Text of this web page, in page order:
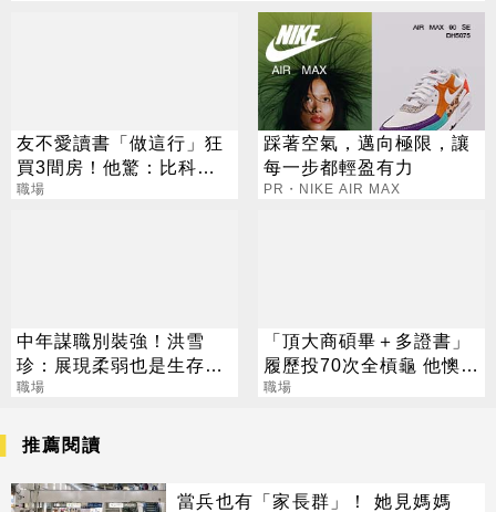
友不愛讀書「做這行」狂
買3間房！他驚：比科技
業強
職場
踩著空氣，邁向極限，讓
每一步都輕盈有力
PR・NIKE AIR MAX
中年謀職別裝強！洪雪
珍：展現柔弱也是生存之
道
職場
「頂大商碩畢＋多證書」
履歷投70次全槓龜 他懊
惱：竹科夢碎了
職場
推薦閱讀
當兵也有「家長群」！ 她見媽媽